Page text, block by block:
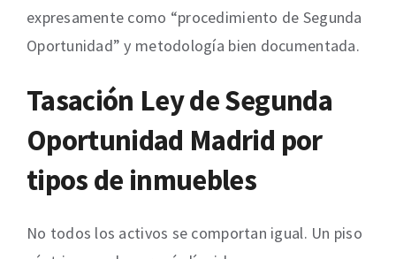
expresamente como “procedimiento de Segunda
Oportunidad” y metodología bien documentada.
Tasación Ley de Segunda
Oportunidad Madrid por
tipos de inmuebles
No todos los activos se comportan igual. Un piso